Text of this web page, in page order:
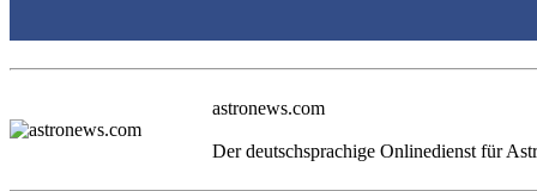
astronews.com
Der deutschsprachige Onlinedienst für